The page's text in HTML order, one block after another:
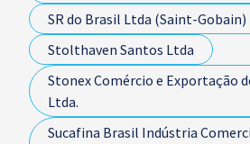
SR do Brasil Ltda (Saint-Gobain)
Stolthaven Santos Ltda
Stonex Comércio e Exportação
Ltda.
Sucafina Brasil Indústria